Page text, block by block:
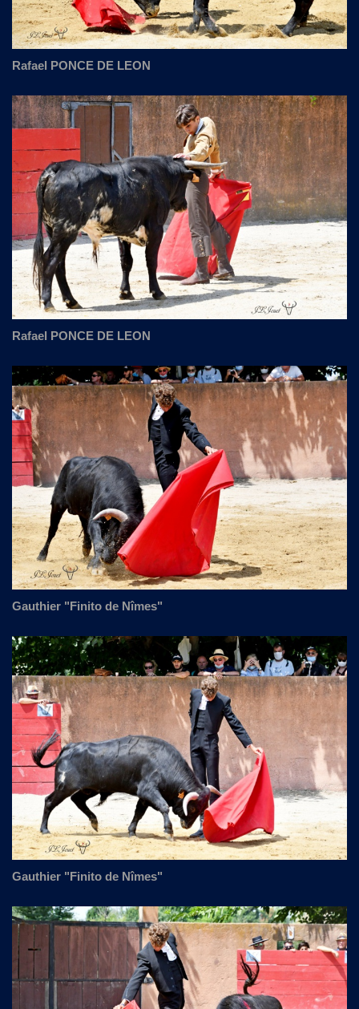
Rafael PONCE DE LEON
Rafael PONCE DE LEON
Gauthier "Finito de Nîmes"
Gauthier "Finito de Nîmes"